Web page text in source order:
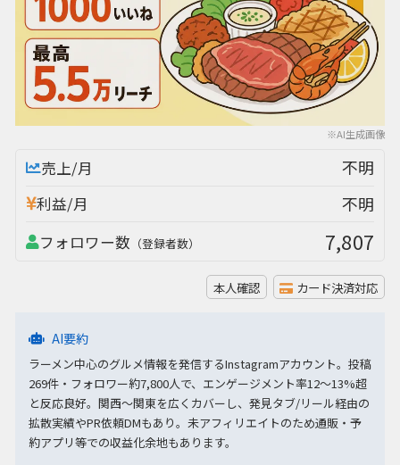
※AI生成画像
売上/月 不明
利益/月 不明
フォロワー数 （登録者数） 7,807
本人確認 カード決済対応
AI要約
ラーメン中心のグルメ情報を発信するInstagramアカウント。投稿
269件・フォロワー約7,800人で、エンゲージメント率12〜13%超
と反応良好。関西〜関東を広くカバーし、発見タブ/リール経由の
拡散実績やPR依頼DMもあり。未アフィリエイトのため通販・予
約アプリ等での収益化余地もあります。